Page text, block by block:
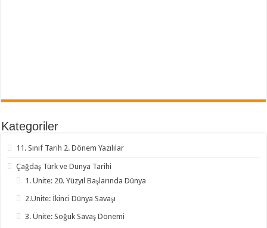
Kategoriler
11. Sınıf Tarih 2. Dönem Yazılılar
Çağdaş Türk ve Dünya Tarihi
1. Ünite: 20. Yüzyıl Başlarında Dünya
2.Ünite: İkinci Dünya Savaşı
3. Ünite: Soğuk Savaş Dönemi